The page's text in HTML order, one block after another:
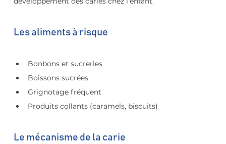
Les aliments à risque
Bonbons et sucreries
Boissons sucrées
Grignotage fréquent
Produits collants (caramels, biscuits)
Le mécanisme de la carie